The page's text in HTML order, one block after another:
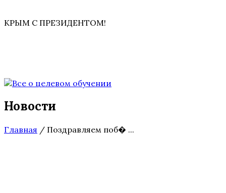
КРЫМ С ПРЕЗИДЕНТОМ!
Новости
Главная / Поздравляем поб� ...